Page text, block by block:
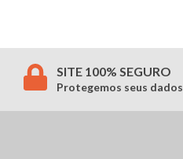
SITE 100% SEGURO
Protegemos seus dados